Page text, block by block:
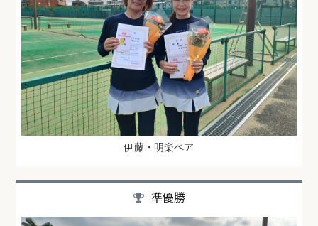
伊藤・明楽ペア
準優勝